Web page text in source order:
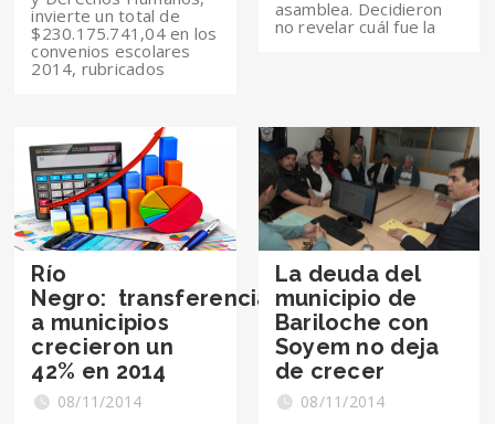
invierte un total de
$230.175.741,04 en los
convenios escolares
2014, rubricados
asamblea. Decidieron
no revelar cuál fue la
Río
Negro: transferencias
a municipios
crecieron un
42% en 2014
08/11/2014
La deuda del
municipio de
Bariloche con
Soyem no deja
de crecer
08/11/2014